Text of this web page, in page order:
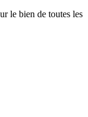
le bien de toutes les